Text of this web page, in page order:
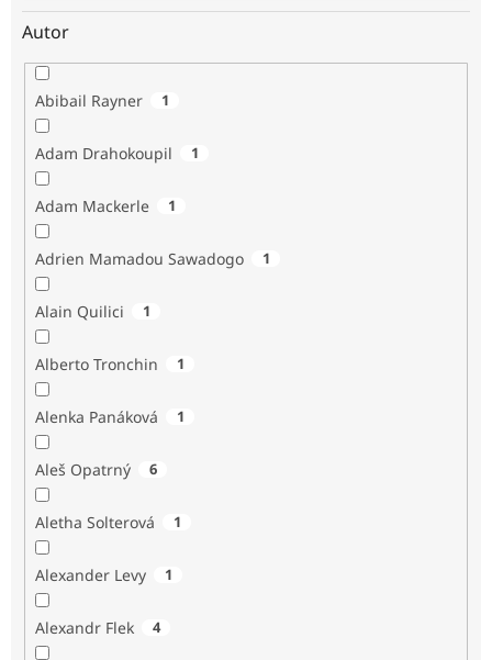
Autor
Abibail Rayner 1
Adam Drahokoupil 1
Adam Mackerle 1
Adrien Mamadou Sawadogo 1
Alain Quilici 1
Alberto Tronchin 1
Alenka Panáková 1
Aleš Opatrný 6
Aletha Solterová 1
Alexander Levy 1
Alexandr Flek 4